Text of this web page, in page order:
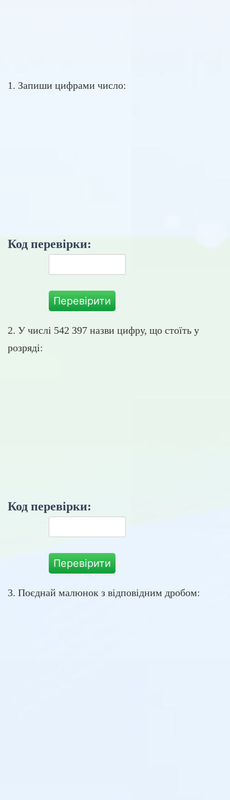
1. Запиши цифрами число:
Код перевірки:
Перевірити
2. У числі 542 397 назви цифру, що стоїть у
розряді:
Код перевірки:
Перевірити
3. Поєднай малюнок з відповідним дробом: